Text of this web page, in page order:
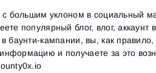
большим уклоном в социальный
популярный блог, влог,
в баунти-кампании, вы, как
и получаете за это